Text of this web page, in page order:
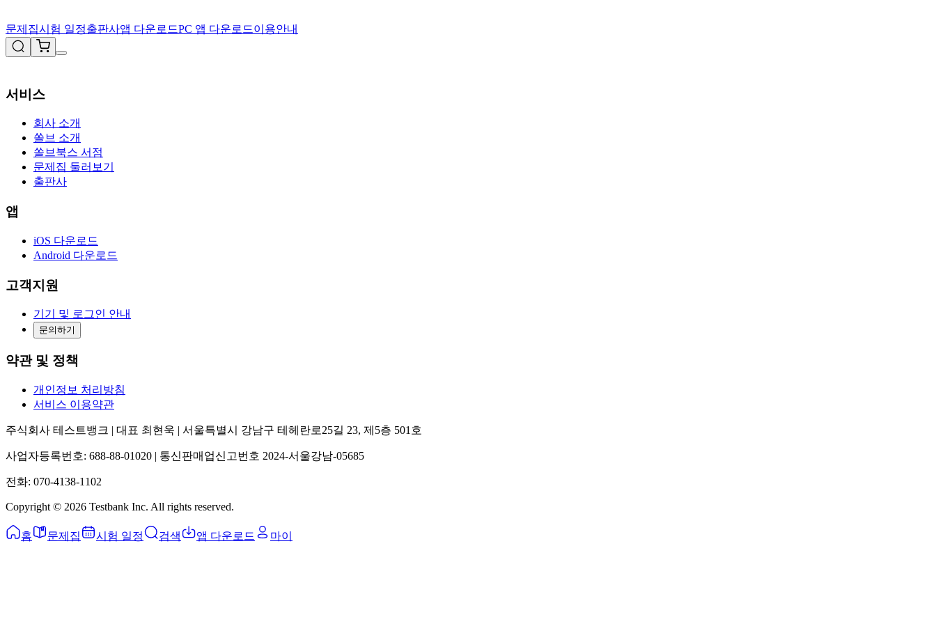
문제집시험 일정출판사앱 다운로드PC 앱 다운로드이용안내
서비스
회사 소개
쏠브 소개
쏠브북스 서점
문제집 둘러보기
출판사
앱
iOS 다운로드
Android 다운로드
고객지원
기기 및 로그인 안내
문의하기
약관 및 정책
개인정보 처리방침
서비스 이용약관
주식회사 테스트뱅크 | 대표 최현욱 | 서울특별시 강남구 테헤란로25길 23, 제5층 501호
사업자등록번호: 688-88-01020 | 통신판매업신고번호 2024-서울강남-05685
전화: 070-4138-1102
Copyright © 2026 Testbank Inc. All rights reserved.
홈 문제집 시험 일정 검색 앱 다운로드 마이